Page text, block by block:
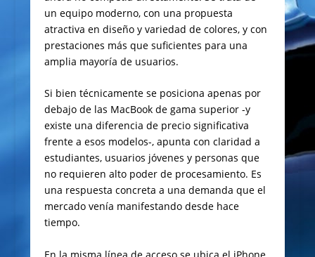
un equipo moderno, con una propuesta
atractiva en diseño y variedad de colores, y con
prestaciones más que suficientes para una
amplia mayoría de usuarios.
Si bien técnicamente se posiciona apenas por
debajo de las MacBook de gama superior -y
existe una diferencia de precio significativa
frente a esos modelos-, apunta con claridad a
estudiantes, usuarios jóvenes y personas que
no requieren alto poder de procesamiento. Es
una respuesta concreta a una demanda que el
mercado venía manifestando desde hace
tiempo.